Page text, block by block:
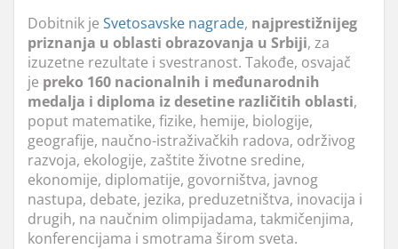
Dobitnik je Svetosavske nagrade, najprestižnijeg
priznanja u oblasti obrazovanja u Srbiji, za
izuzetne rezultate i svestranost. Takođe, osvajač
je preko 160 nacionalnih i međunarodnih
medalja i diploma iz desetine različitih oblasti,
poput matematike, fizike, hemije, biologije,
geografije, naučno-istraživačkih radova, održivog
razvoja, ekologije, zaštite životne sredine,
ekonomije, diplomatije, govorništva, javnog
nastupa, debate, jezika, preduzetništva, inovacija i
drugih, na naučnim olimpijadama, takmičenjima,
konferencijama i smotrama širom sveta.